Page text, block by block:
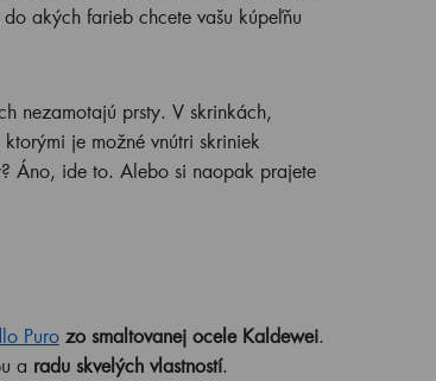
akých farieb chcete vašu kúpeľňu
nezamotajú prsty. V skrinkách,
ktorými je možné vnútri skriniek
Áno, ide to. Alebo si naopak prajete
Purozo smaltovanej ocele Kaldewei.
a radu skvelých vlastností.